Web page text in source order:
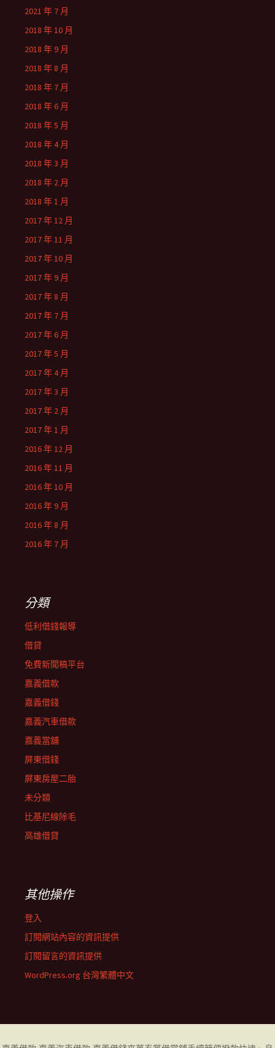
2021 年 7 月
2018 年 10 月
2018 年 9 月
2018 年 8 月
2018 年 7 月
2018 年 6 月
2018 年 5 月
2018 年 4 月
2018 年 3 月
2018 年 2 月
2018 年 1 月
2017 年 12 月
2017 年 11 月
2017 年 10 月
2017 年 9 月
2017 年 8 月
2017 年 7 月
2017 年 6 月
2017 年 5 月
2017 年 4 月
2017 年 3 月
2017 年 2 月
2017 年 1 月
2016 年 12 月
2016 年 11 月
2016 年 10 月
2016 年 9 月
2016 年 8 月
2016 年 7 月
分類
低利借錢報導
借貸
免費新聞稿平台
嘉義借款
嘉義借錢
嘉義汽車借款
嘉義當舖
屏東借錢
屏東房屋二胎
未分類
比基尼線除毛
高雄借貸
其他操作
登入
訂閱網站內容的資訊提供
訂閱留言的資訊提供
WordPress.org 台灣繁體中文